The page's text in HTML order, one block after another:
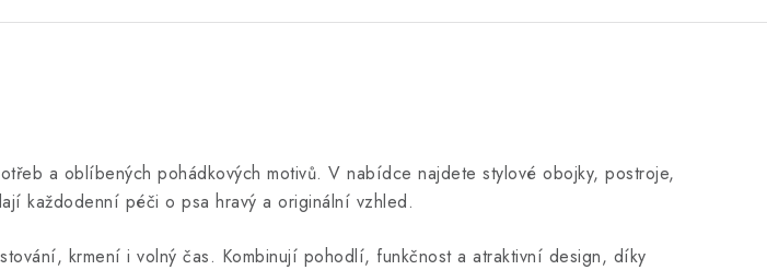
a oblíbených pohádkových motivů. V nabídce najdete stylové obojky, postroje,
každodenní péči o psa hravý a originální vzhled.
krmení i volný čas. Kombinují pohodlí, funkčnost a atraktivní design, díky